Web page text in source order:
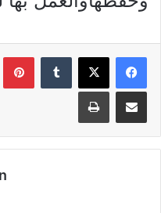
مشاركة عبر البريد طباعة